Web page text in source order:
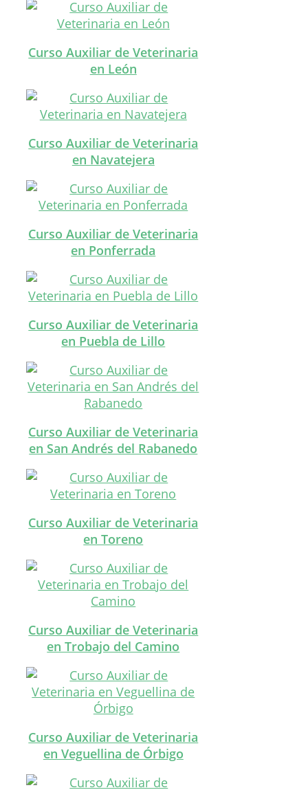
Curso Auxiliar de Veterinaria
en León
Curso Auxiliar de Veterinaria
en Navatejera
Curso Auxiliar de Veterinaria
en Ponferrada
Curso Auxiliar de Veterinaria
en Puebla de Lillo
Curso Auxiliar de Veterinaria
en San Andrés del Rabanedo
Curso Auxiliar de Veterinaria
en Toreno
Curso Auxiliar de Veterinaria
en Trobajo del Camino
Curso Auxiliar de Veterinaria
en Veguellina de Órbigo